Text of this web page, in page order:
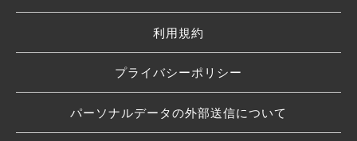
利用規約
プライバシーポリシー
パーソナルデータの外部送信について